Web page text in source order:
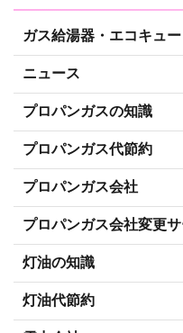
ガス給湯器・エコキュ
ニュース
プロパンガスの知識
プロパンガス代節約
プロパンガス会社
プロパンガス会社変更
灯油の知識
灯油代節約